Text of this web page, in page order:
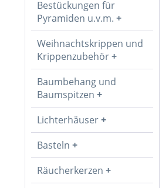
Bestückungen für
Pyramiden u.v.m.
Weihnachtskrippen und
Krippenzubehör
Baumbehang und
Baumspitzen
Lichterhäuser
Basteln
Räucherkerzen